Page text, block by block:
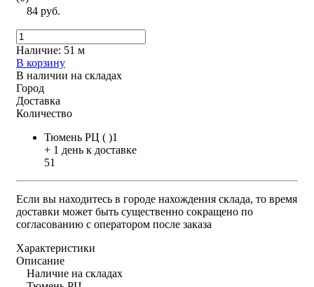
84 руб.
Наличие: 51 м
В корзину
В наличии на складах
Город
Доставка
Количество
Тюмень РЦ ( )1
+ 1 день к доставке
51
Если вы находитесь в городе нахождения склада, то время
доставки может быть существенно сокращено по
согласованию с оператором после заказа
Характеристики
Описание
Наличие на складах